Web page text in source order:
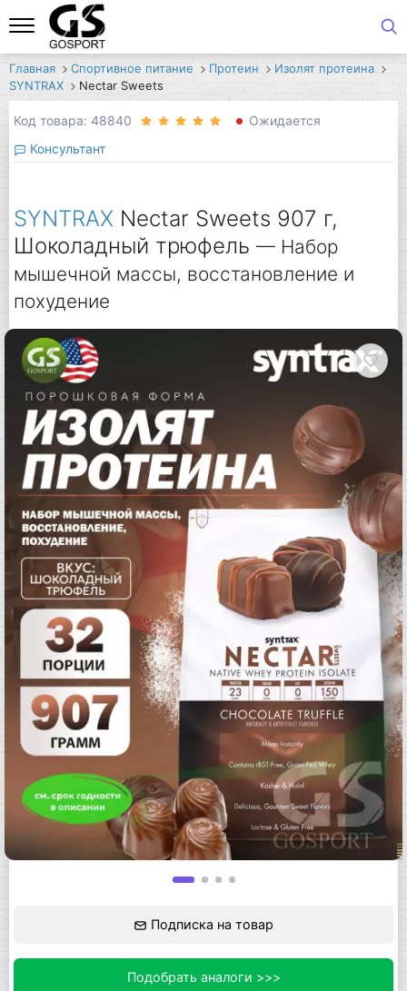
Главная Спортивное питание Протеин
Изолят протеина
SYNTRAX
Nectar Sweets
Код товара: 48840
Ожидается
Консультант
SYNTRAX Nectar Sweets 907 г,
Шоколадный трюфель — Набор
мышечной массы, восстановление и
похудение
Подписка на товар
Подобрать аналоги >>>